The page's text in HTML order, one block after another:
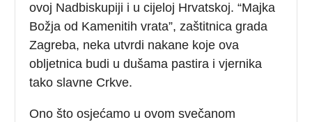
ovoj Nadbiskupiji i u cijeloj Hrvatskoj. “Majka
Božja od Kamenitih vrata”, zaštitnica grada
Zagreba, neka utvrdi nakane koje ova
obljetnica budi u dušama pastira i vjernika
tako slavne Crkve.
Ono što osjećamo u ovom svečanom